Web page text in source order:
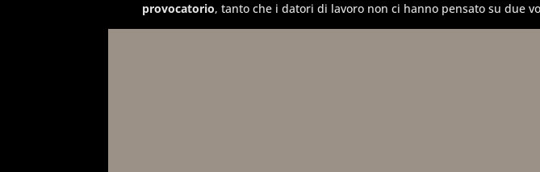
provocatorio, tanto che i datori di lavoro non ci hanno pensato su due